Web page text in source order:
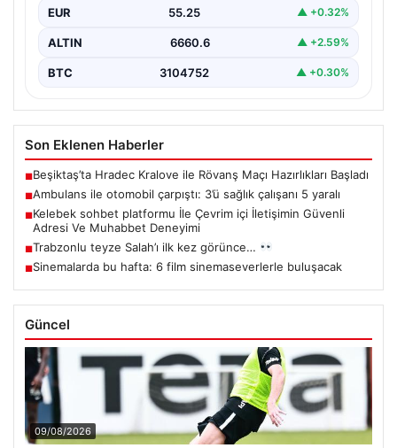
EUR 55.25 ▲ +0.32%
ALTIN 6660.6 ▲ +2.59%
BTC 3104752 ▲ +0.30%
Son Eklenen Haberler
■Beşiktaş’ta Hradec Kralove ile Rövanş Maçı Hazırlıkları Başladı
■Ambulans ile otomobil çarpıştı: 3’ü sağlık çalışanı 5 yaralı
■Kelebek sohbet platformu İle Çevrim içi İletişimin Güvenli
Adresi Ve Muhabbet Deneyimi
■Trabzonlu teyze Salah’ı ilk kez görünce…
■Sinemalarda bu hafta: 6 film sinemaseverlerle buluşacak
Güncel
09/08/2026